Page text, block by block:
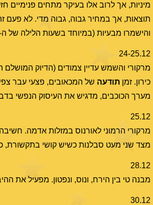
מיניות, אך לרוב אלו בעיקר מתחים פנימיים
תוצאות, אך במחיר גבוה, גבוה מדי. לא פעם
והישמרו מבעיות (במיוחד בשעות הלילה של ה-23, אך בכל במחצית השנייה של
24-25.12
כירון. זמן תודעה של המכאובים, פצעי עבר
מערך הכוכבים, מדגיש את העיסוק הנפשי
25.12
מרקורי הרמוני לאורנוס במזלות אדמה.
מצד שני מעט סבלנות כשיש קושי בתקשורת,
28.12
מבנה טי בין הירח, ונוס, ונפטון. מפעיל את ההיבט של ה-
30.12